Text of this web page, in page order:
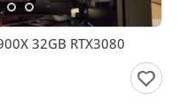
32GB RTX3080